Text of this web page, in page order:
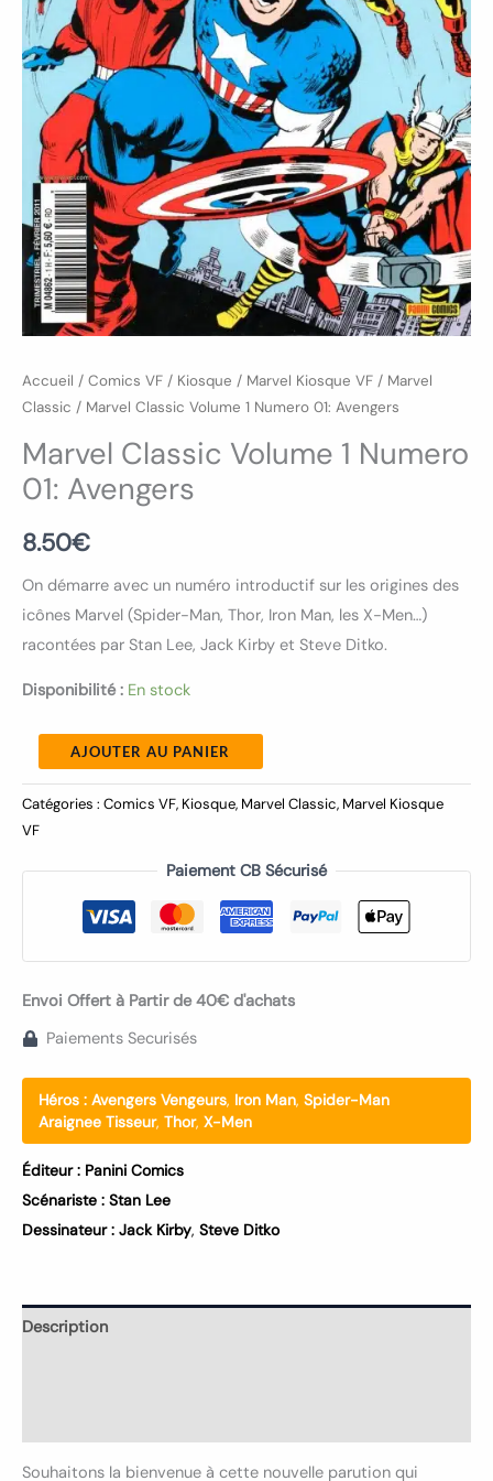
Accueil / Comics VF / Kiosque / Marvel Kiosque VF / Marvel
Classic / Marvel Classic Volume 1 Numero 01: Avengers
Marvel Classic Volume 1 Numero
01: Avengers
8.50€
On démarre avec un numéro introductif sur les origines des
icônes Marvel (Spider-Man, Thor, Iron Man, les X-Men…)
racontées par Stan Lee, Jack Kirby et Steve Ditko.
Disponibilité : En stock
AJOUTER AU PANIER
Catégories : Comics VF, Kiosque, Marvel Classic, Marvel Kiosque
VF
Paiement CB Sécurisé
Envoi Offert à Partir de 40€ d'achats
Paiements Securisés
Héros : Avengers Vengeurs, Iron Man, Spider-Man
Araignee Tisseur, Thor, X-Men
Éditeur : Panini Comics
Scénariste : Stan Lee
Dessinateur : Jack Kirby, Steve Ditko
Description
Souhaitons la bienvenue à cette nouvelle parution qui